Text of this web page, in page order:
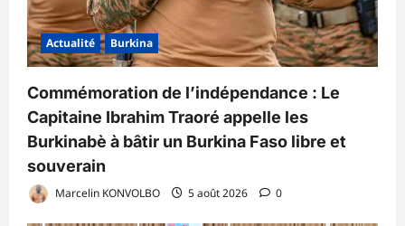
Actualité Burkina
Commémoration de l’indépendance : Le
Capitaine Ibrahim Traoré appelle les
Burkinabè à bâtir un Burkina Faso libre et
souverain
Marcelin KONVOLBO 5 août 2026 0